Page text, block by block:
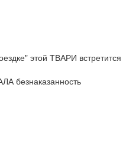
этой ТВАРИ встретится
безнаказанность